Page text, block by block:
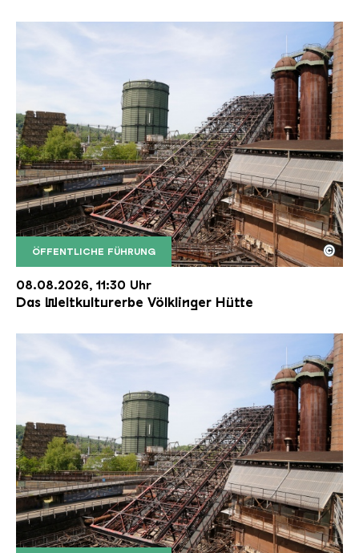
ÖFFENTLICHE FÜHRUNG
Der Erzschrägaufzug der Völklinger Hütte mit
Copyright: Weltkulturerbe Völklinger Hütte | Karl
©
08.08.2026, 11:30 Uhr
Das Weltkulturerbe Völklinger Hütte